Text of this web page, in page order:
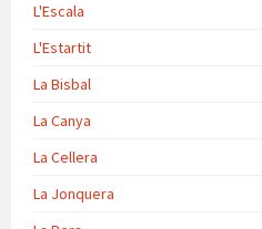
L'Escala
L'Estartit
La Bisbal
La Canya
La Cellera
La Jonquera